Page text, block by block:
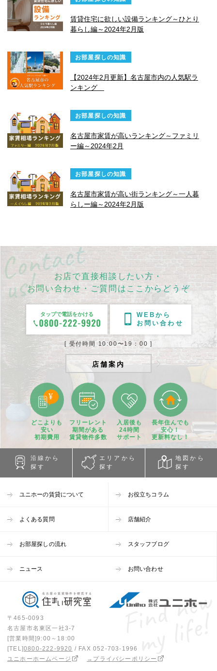
賃貸住宅に欲しい設備ランキング～ひとり
暮らし編～2024年2月版
お部屋探しの知識
【2024年2月更新】名古屋市内の人気駅ラ
ンキング
お部屋探しの知識
名古屋市家賃が高いランキング～ファミリ
ー編～2024年2月
お部屋探しの知識
名古屋市家賃が高い街ランキング～一人暮
らしー編～2024年2月版
お店で直接相談したい方・
お問い合わせ・ご質問はここからどうぞ
タップで電話をかける
WEBから
お問い合わせ
[ 受付時間 10:00〜19：00 ]
店舗案内
どこよりも
安い
初期費用
フリーレント
期間がある
賃貸物件多数
入居後も
24時間
サポート
長年住んでも
安心！
更新料なし！
沿線から
探す
エリアから
探す
地図から
探す
ユニホーの賃貸について お役立ちコラム
よくある質問 店舗紹介
お部屋探しの流れ スタッフブログ
ニュース お問い合わせ
〒465-0093
名古屋市名東区一社3-7
[営業時間]9:00～18:00
[TEL]0800-222-9920 / FAX 052-703-1996
ユニホーホームページ
→プライバシーポリシー